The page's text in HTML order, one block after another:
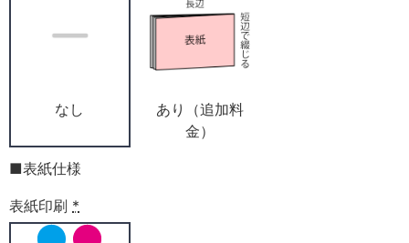
なし
あり（追加料
金）
■表紙仕様
表紙印刷 *